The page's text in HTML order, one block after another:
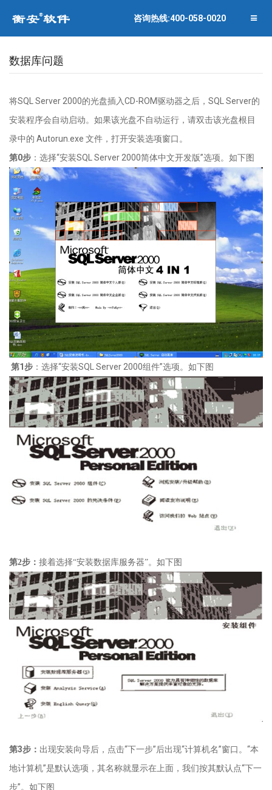
咨询热线:400-058-0020
数据库问题
将SQL Server 2000的光盘插入CD-ROM驱动器之后， SQL Server的
安装程序会自动启动。如果该光盘不自动运行，请双击该光盘根目
录中的 Autorun.exe 文件，打开安装选项窗口。
第0步 ：选择“安装SQL Server 2000简体中文开发版”选项。如下图
第1步 ：选择“安装SQL Server 2000组件”选项。如下图
第2步： 接着选择“安装数据库服务器”。如下图
第3步： 出现安装向导后，点击“下一步”后出现“计算机名”窗口。 “本
地计算机”是默认选项，其名称就显示在上面，我们按其默认点“下一
步”。如下图